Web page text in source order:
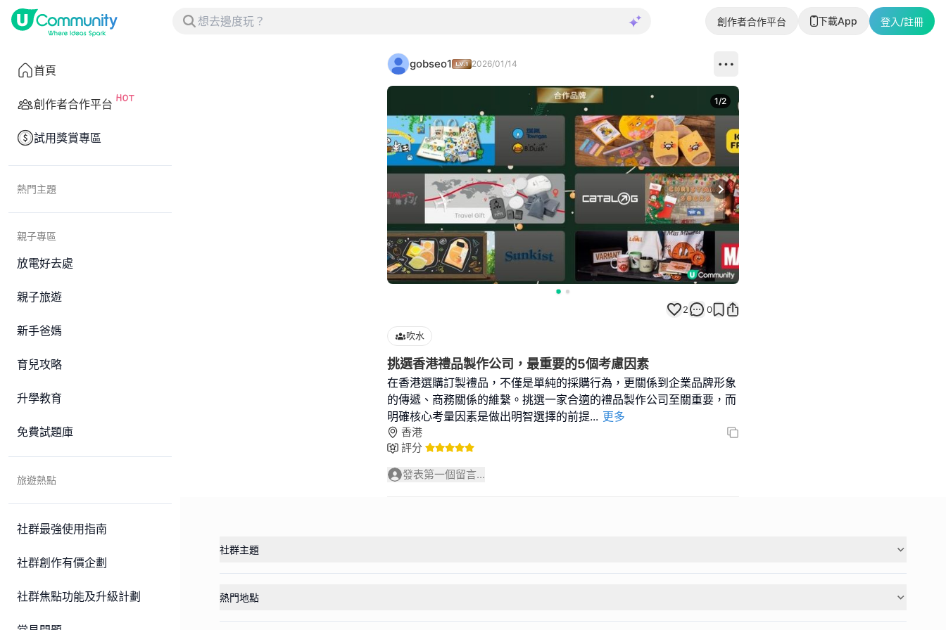
創作者合作平台 下載App 登入/註冊
首頁
創作者合作平台
試用獎賞專區
熱門主題
親子專區
放電好去處
親子旅遊
新手爸媽
育兒攻略
升學教育
免費試題庫
旅遊熱點
社群最強使用指南
社群創作有價企劃
社群焦點功能及升級計劃
gobseo1 2026/01/14
Next slide
1/2
2 0
吹水
挑選香港禮品製作公司，最重要的5個考慮因素
在香港選購訂製禮品，不僅是單純的採購行為，更關係到企業品牌形象
的傳遞、商務關係的維繫。挑選一家合適的禮品製作公司至關重要，而
明確核心考量因素是做出明智選擇的前提... 更多
香港
評分
發表第一個留言...
社群主題
熱門地點